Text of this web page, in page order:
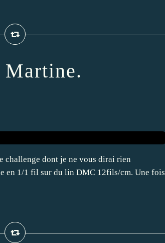
Martine.
challenge dont je ne vous dirai rien
en 1/1 fil sur du lin DMC 12fils/cm. Une fois